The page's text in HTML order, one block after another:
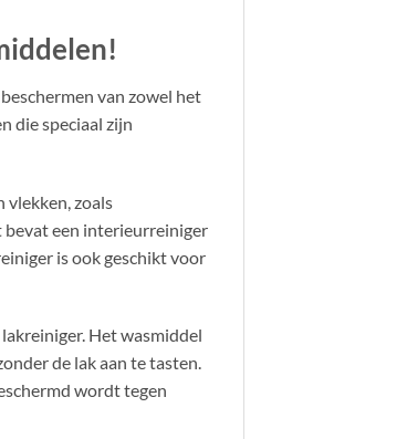
van zowel het
die speciaal zijn
zoals
bevat een interieurreiniger
is ook geschikt voor
Het wasmiddel
de lak aan te tasten.
wordt tegen